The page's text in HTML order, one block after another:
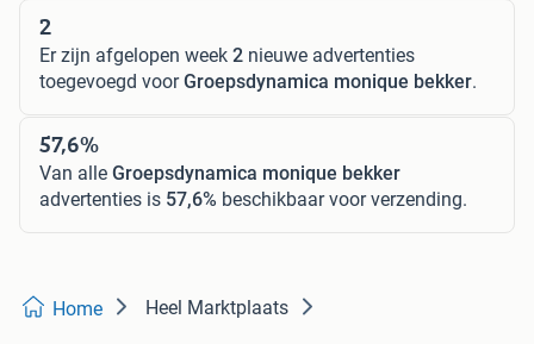
2
Er zijn afgelopen week 2 nieuwe advertenties
toegevoegd voorGroepsdynamica monique bekker.
57,6%
Van alle Groepsdynamica monique bekker
advertenties is 57,6% beschikbaar voor verzending.
Home Heel Marktplaats